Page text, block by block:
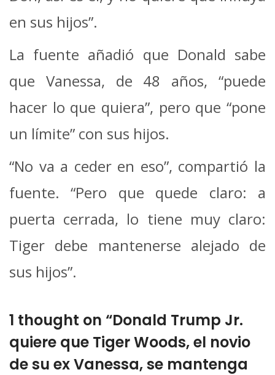
en sus hijos”.
La fuente añadió que Donald sabe
que Vanessa, de 48 años, “puede
hacer lo que quiera”, pero que “pone
un límite” con sus hijos.
“No va a ceder en eso”, compartió la
fuente. “Pero que quede claro: a
puerta cerrada, lo tiene muy claro:
Tiger debe mantenerse alejado de
sus hijos”.
1 thought on “Donald Trump Jr.
quiere que Tiger Woods, el novio
de su ex Vanessa, se mantenga